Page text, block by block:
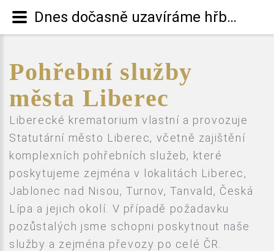
Pohřební služby
města Liberec
Liberecké krematorium vlastní a provozuje
Statutární město Liberec, včetně zajištění
komplexních pohřebních služeb, které
poskytujeme zejména v lokalitách Liberec,
Jablonec nad Nisou, Turnov, Tanvald, Česká
Lípa a jejich okolí. V případě požadavku
pozůstalých jsme schopni poskytnout naše
služby a zejména převozy po celé ČR.
Dnes dočasně uzavíráme hřbitovy